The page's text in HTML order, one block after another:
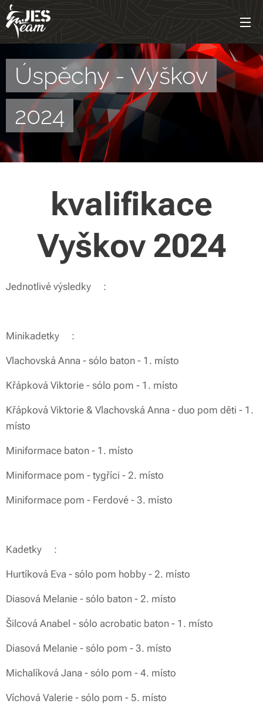
Úspěchy - Vyškov
2024
kvalifikace
Vyškov 2024
Jednotlivé výsledky🏆:
Minikadetky💗:
Vlachovská Anna - sólo baton - 1. místo
Křápková Viktorie - sólo pom - 1. místo
Křápková Viktorie & Vlachovská Anna - duo pom děti - 1.
místo
Miniformace baton - 1. místo
Miniformace pom - tygříci - 2. místo
Miniformace pom - Ferdové - 3. místo
Kadetky💛:
Hurtíková Eva - sólo pom hobby - 2. místo
Diasová Melanie - sólo baton - 2. místo
Šilcová Anabel - sólo acrobatic baton - 1. místo
Diasová Melanie - sólo pom - 3. místo
Michalíková Jana - sólo pom - 4. místo
Víchová Valerie - sólo pom - 5. místo